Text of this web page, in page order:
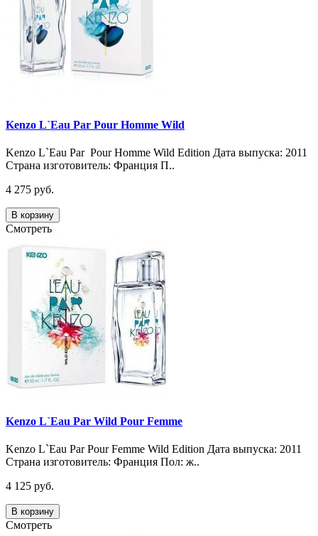
Kenzo L`Eau Par Pour Homme Wild
Kenzo L`Eau Par Pour Homme Wild Edition Дата выпуска: 2011
Страна изготовитель: Франция П..
4 275 руб.
В корзину
Смотреть
Kenzo L`Eau Par Wild Pour Femme
Kenzo L`Eau Par Pour Femme Wild Edition Дата выпуска: 2011
Страна изготовитель: Франция Пол: ж..
4 125 руб.
В корзину
Смотреть